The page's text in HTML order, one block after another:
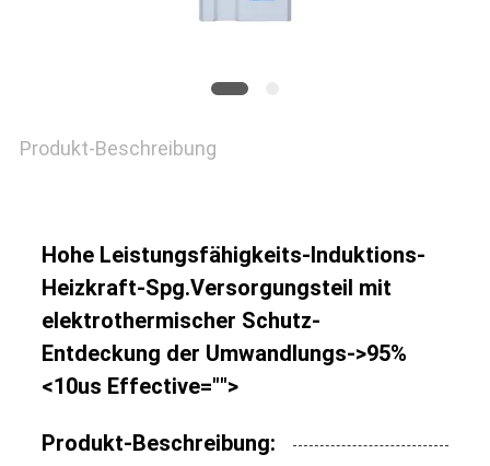
Produkt-Beschreibung
Hohe Leistungsfähigkeits-Induktions-
Heizkraft-Spg.Versorgungsteil mit
elektrothermischer Schutz-
Entdeckung der Umwandlungs->95%
<10us Effective="">
Produkt-Beschreibung: